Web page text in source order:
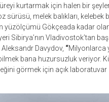
kurtarmak için halen bir
sürüsü, melek balıkları, kelebek
yüzölçümü Gökçeada kadar
Sibirya’nın Vladivostok’tan
Davydov, “Milyonlarca
bana huzursuzluk veriyor.
görmek için açık